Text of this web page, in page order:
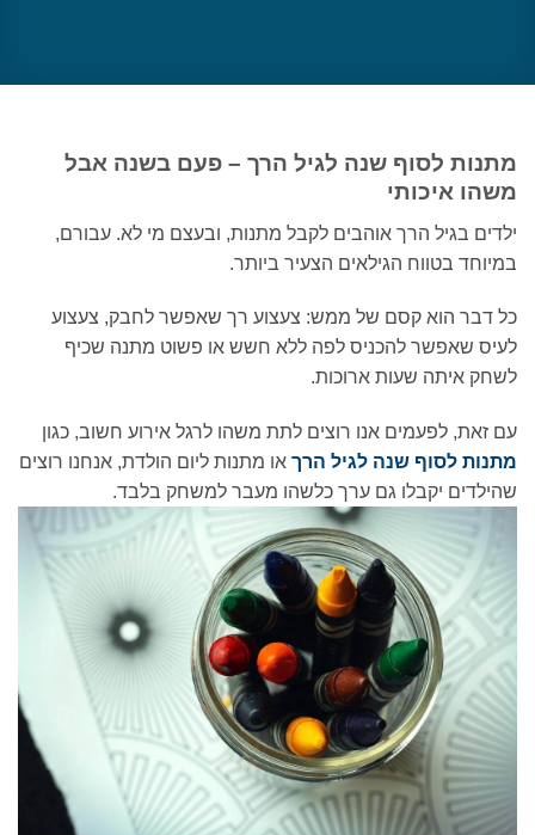
מתנות לסוף שנה לגיל הרך – פעם בשנה אבל
משהו איכותי
ילדים בגיל הרך אוהבים לקבל מתנות, ובעצם מי לא. עבורם,
במיוחד בטווח הגילאים הצעיר ביותר.
כל דבר הוא קסם של ממש: צעצוע רך שאפשר לחבק, צעצוע
לעיס שאפשר להכניס לפה ללא חשש או פשוט מתנה שכיף
לשחק איתה שעות ארוכות.
עם זאת, לפעמים אנו רוצים לתת משהו לרגל אירוע חשוב, כגון
מתנות לסוף שנה לגיל הרך או מתנות ליום הולדת, אנחנו רוצים
שהילדים יקבלו גם ערך כלשהו מעבר למשחק בלבד.